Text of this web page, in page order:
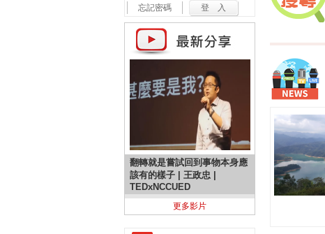
忘記密碼
翻轉就是嘗試回到事物本身應
該有的樣子 | 王政忠 |
TEDxNCCUED
更多影片